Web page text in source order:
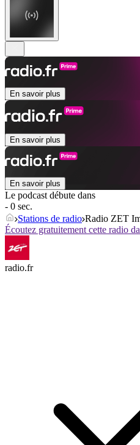
En savoir plus
En savoir plus
En savoir plus
Le podcast débute dans
- 0 sec.
Stations de radio Radio ZET
Écoutez gratuitement cette radio
radio.fr